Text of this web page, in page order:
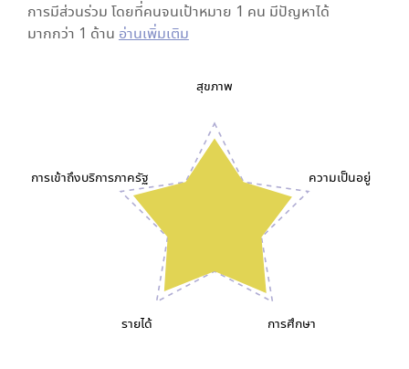
การมีส่วนร่วม โดยที่คนจนเป้าหมาย 1 คน มีปัญหาได้
มากกว่า 1 ด้าน อ่านเพิ่มเติม
สุขภาพ
ความเป็นอยู่
การศึกษา
รายได้
การเข้าถึงบริการภาครัฐ